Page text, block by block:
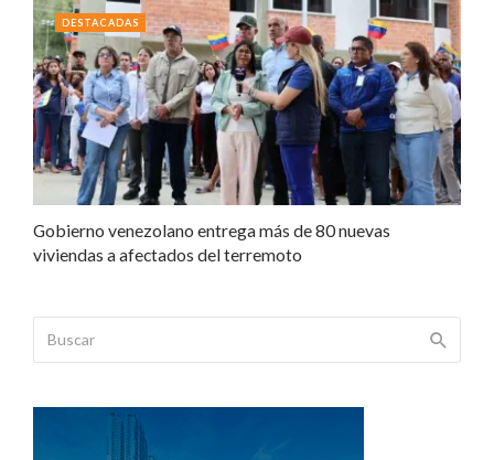
Gobierno venezolano entrega más de 80 nuevas
viviendas a afectados del terremoto
DESTACADAS